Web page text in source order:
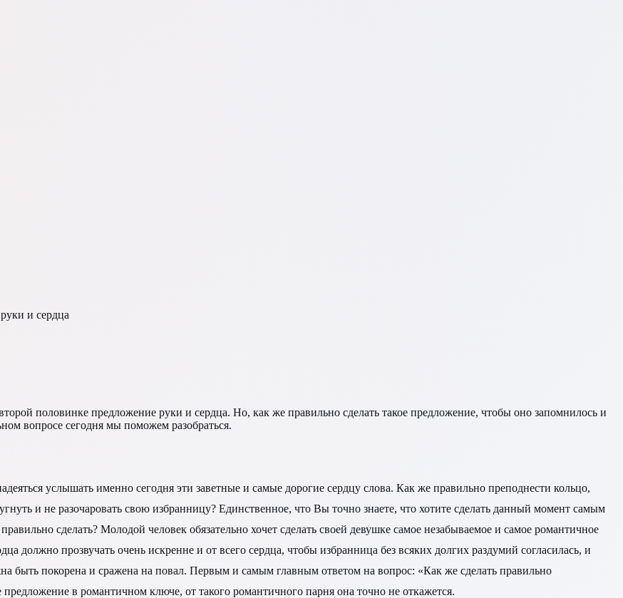
и сердца
половинке предложение руки и сердца. Но, как же правильно сделать такое предложение, чтобы оно запомнилось и
вопросе сегодня мы поможем разобраться.
услышать именно сегодня эти заветные и самые дорогие сердцу слова. Как же правильно преподнести кольцо,
и не разочаровать свою избранницу? Единственное, что Вы точно знаете, что хотите сделать данный момент самым
сделать? Молодой человек обязательно хочет сделать своей девушке самое незабываемое и самое романтичное
должно прозвучать очень искренне и от всего сердца, чтобы избранница без всяких долгих раздумий согласилась, и
быть покорена и сражена на повал. Первым и самым главным ответом на вопрос: «Как же сделать правильно
в романтичном ключе, от такого романтичного парня она точно не откажется.